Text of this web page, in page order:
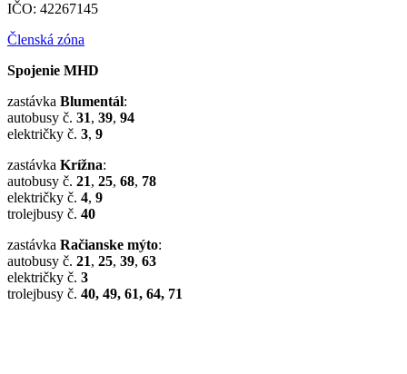
IČO: 42267145
Členská zóna
Spojenie MHD
zastávka Blumentál:
autobusy č. 31, 39, 94
električky č. 3, 9
zastávka Krížna:
autobusy č. 21, 25, 68, 78
električky č. 4, 9
trolejbusy č. 40
zastávka Račianske mýto:
autobusy č. 21, 25, 39, 63
električky č. 3
trolejbusy č. 40, 49, 61, 64, 71